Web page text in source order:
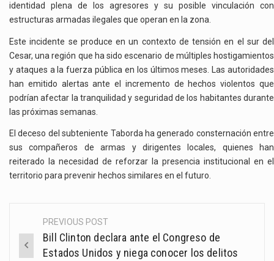
identidad plena de los agresores y su posible vinculación con
estructuras armadas ilegales que operan en la zona.
Este incidente se produce en un contexto de tensión en el sur del
Cesar, una región que ha sido escenario de múltiples hostigamientos
y ataques a la fuerza pública en los últimos meses. Las autoridades
han emitido alertas ante el incremento de hechos violentos que
podrían afectar la tranquilidad y seguridad de los habitantes durante
las próximas semanas.
El deceso del subteniente Taborda ha generado consternación entre
sus compañeros de armas y dirigentes locales, quienes han
reiterado la necesidad de reforzar la presencia institucional en el
territorio para prevenir hechos similares en el futuro.
Post
navigation
PREVIOUS POST
Bill Clinton declara ante el Congreso de
Estados Unidos y niega conocer los delitos